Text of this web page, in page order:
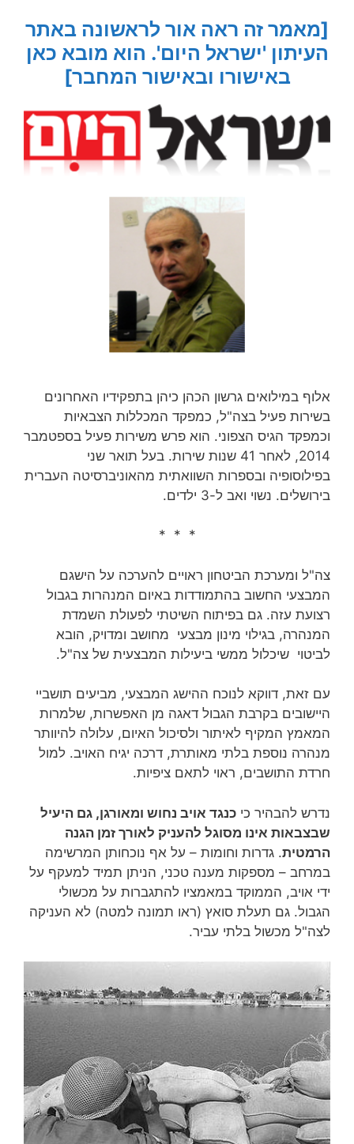
[מאמר זה ראה אור לראשונה באתר
העיתון 'ישראל היום'. הוא מובא כאן
באישורו ובאישור המחבר]
אלוף במילואים גרשון הכהן כיהן בתפקידיו האחרונים
בשירות פעיל בצה"ל, כמפקד המכללות הצבאיות
וכמפקד הגיס הצפוני. הוא פרש משירות פעיל בספטמבר
2014, לאחר 41 שנות שירות‏. בעל תואר שני
בפילוסופיה ובספרות השוואתית מהאוניברסיטה העברית
בירושלים. נשוי ואב ל-3 ילדים.
* * *
צה"ל ומערכת הביטחון ראויים להערכה על הישגם
המבצעי החשוב בהתמודדות באיום המנהרות בגבול
רצועת עזה. גם בפיתוח השיטתי לפעולת השמדת
המנהרה, בגילוי מינון מבצעי מחושב ומדויק, הובא
לביטוי שיכלול ממשי ביעילות המבצעית של צה"ל.
עם זאת, דווקא לנוכח ההישג המבצעי, מביעים תושביי
היישובים בקרבת הגבול דאגה מן האפשרות, שלמרות
המאמץ המקיף לאיתור ולסיכול האיום, עלולה להיוותר
מנהרה נוספת בלתי מאותרת, דרכה יגיח האויב. למול
חרדת התושבים, ראוי לתאם ציפיות.
נדרש להבהיר כי כנגד אויב נחוש ומאורגן, גם היעיל
שבצבאות אינו מסוגל להעניק לאורך זמן הגנה
הרמטית. גדרות וחומות – על אף נוכחותן המרשימה
במרחב – מספקות מענה טכני, הניתן תמיד למעקף על
ידי אויב, הממוקד במאמציו להתגברות על מכשולי
הגבול. גם תעלת סואץ (ראו תמונה למטה) לא העניקה
לצה"ל מכשול בלתי עביר.